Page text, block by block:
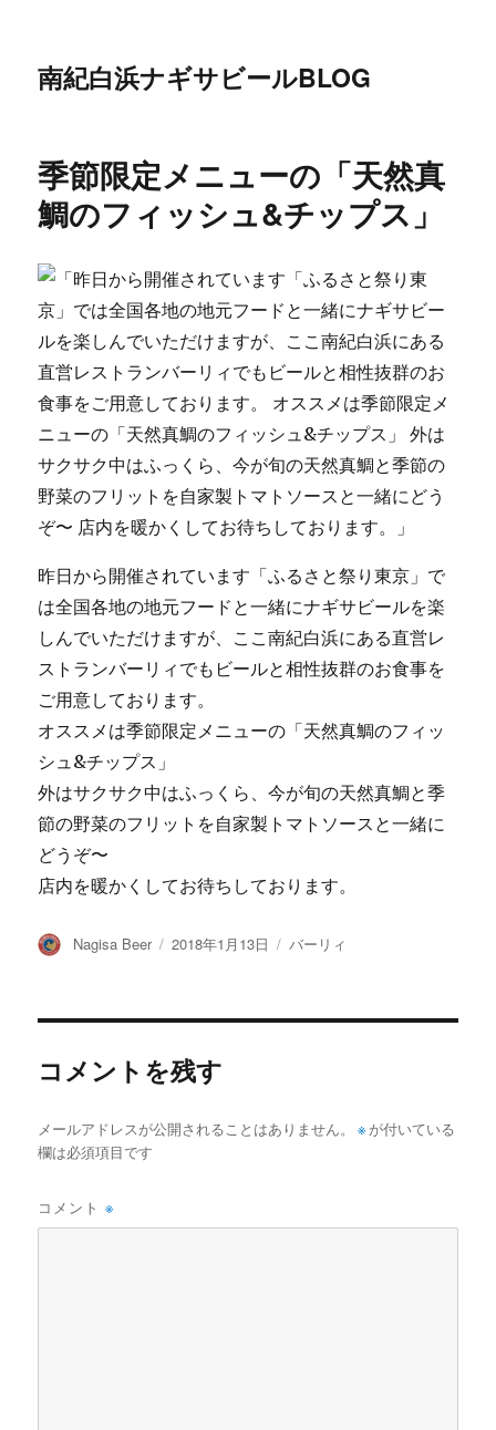
南紀白浜ナギサビールBLOG
季節限定メニューの「天然真
鯛のフィッシュ&チップス」
昨日から開催されています「ふるさと祭り東京」で
は全国各地の地元フードと一緒にナギサビールを楽
しんでいただけますが、ここ南紀白浜にある直営レ
ストランバーリィでもビールと相性抜群のお食事を
ご用意しております。
オススメは季節限定メニューの「天然真鯛のフィッ
シュ&チップス」
外はサクサク中はふっくら、今が旬の天然真鯛と季
節の野菜のフリットを自家製トマトソースと一緒に
どうぞ〜
店内を暖かくしてお待ちしております。
投
Nagisa Beer
投
2018年1月13日
カ
バーリィ
コメントを残す
メールアドレスが公開されることはありません。 ※ が付いている
欄は必須項目です
コメント※